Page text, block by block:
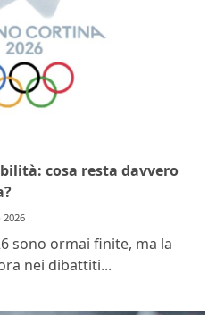
cosa resta davvero
2026
sono ormai finite, ma la
nei dibattiti...